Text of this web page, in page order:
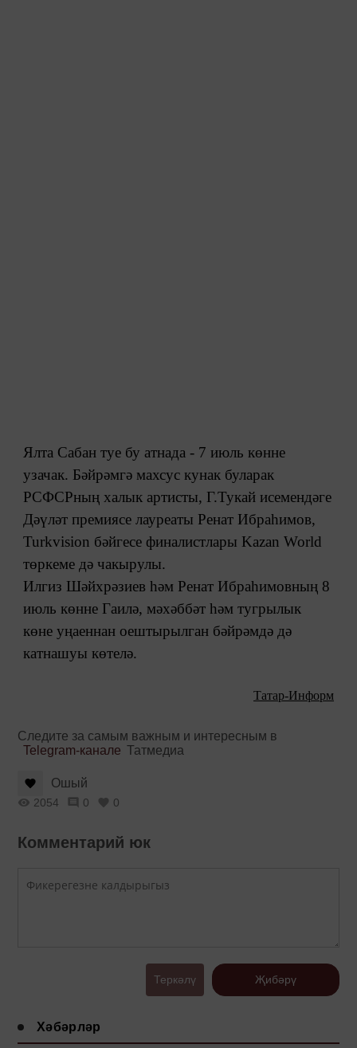
Ялта Сабан туе бу атнада - 7 июль көнне
узачак. Бәйрәмгә махсус кунак буларак
РСФСРның халык артисты, Г.Тукай исемендәге
Дәүләт премиясе лауреаты Ренат Ибраһимов,
Turkvision бәйгесе финалистлары Kazan World
төркеме дә чакырулы.
Илгиз Шәйхрәзиев һәм Ренат Ибраһимовның 8
июль көнне Гаилә, мәхәббәт һәм тугрылык
көне уңаеннан оештырылган бәйрәмдә дә
катнашуы көтелә.
Татар-Информ
Следите за самым важным и интересным в
Telegram-канале Татмедиа
Ошый
2054 0 0
Комментарий юк
Теркәлү Җибәрү
Хәбәрләр